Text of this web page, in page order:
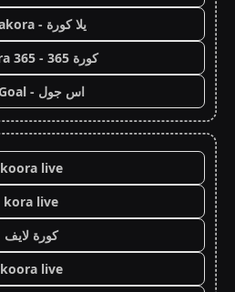
يلا كورة - yallakora
كورة 365 - kooora 365
اس جول - AS Goal
koora live
kora live
كورة لايف
koora live